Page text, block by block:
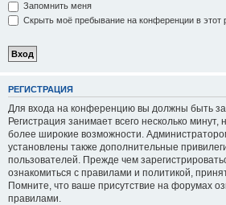
Запомнить меня
Скрыть моё пребывание на конференции в этот
РЕГИСТРАЦИЯ
Для входа на конференцию вы должны быть
Регистрация занимает всего несколько минут,
более широкие возможности.
установлены также дополнительные
пользователей. Прежде чем
ознакомиться с правилами и политикой,
Помните, что ваше присутствие на форумах
правилами.